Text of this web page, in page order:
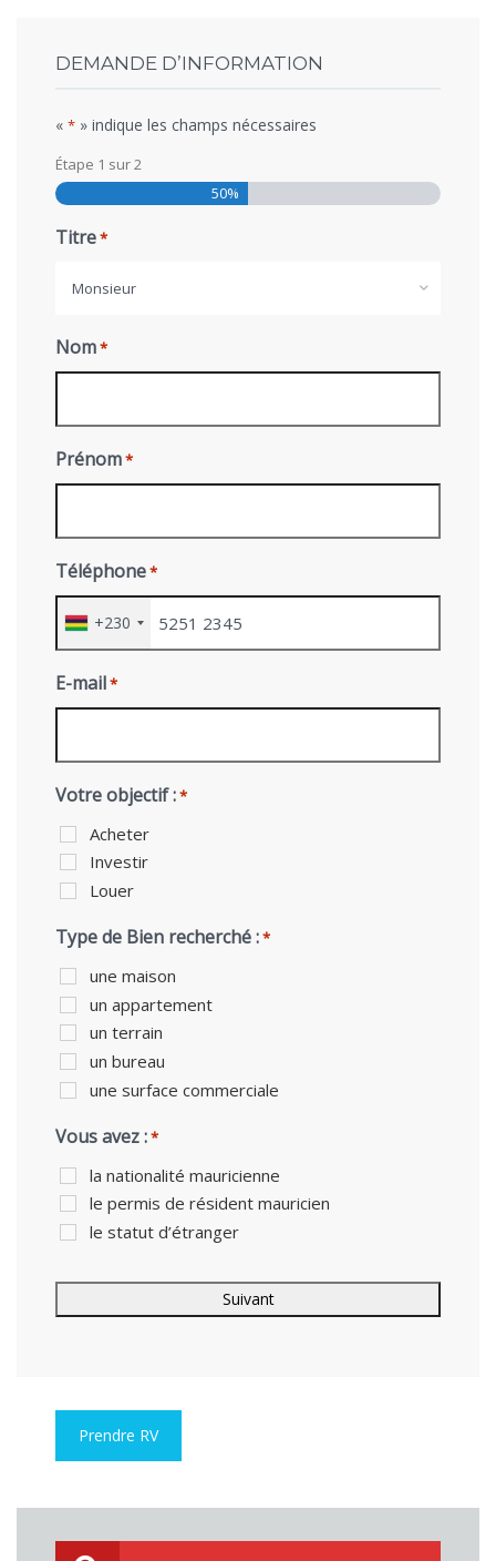
DEMANDE D’INFORMATION
« * » indique les champs nécessaires
Étape 1 sur2
50%
Titre*
Monsieur
Nom*
Prénom*
Téléphone*
+230
E-mail*
Votre objectif :*
Acheter
Investir
Louer
Type de Bien recherché :*
une maison
un appartement
un terrain
un bureau
une surface commerciale
Vous avez :*
la nationalité mauricienne
le permis de résident mauricien
le statut d’étranger
Prendre RV